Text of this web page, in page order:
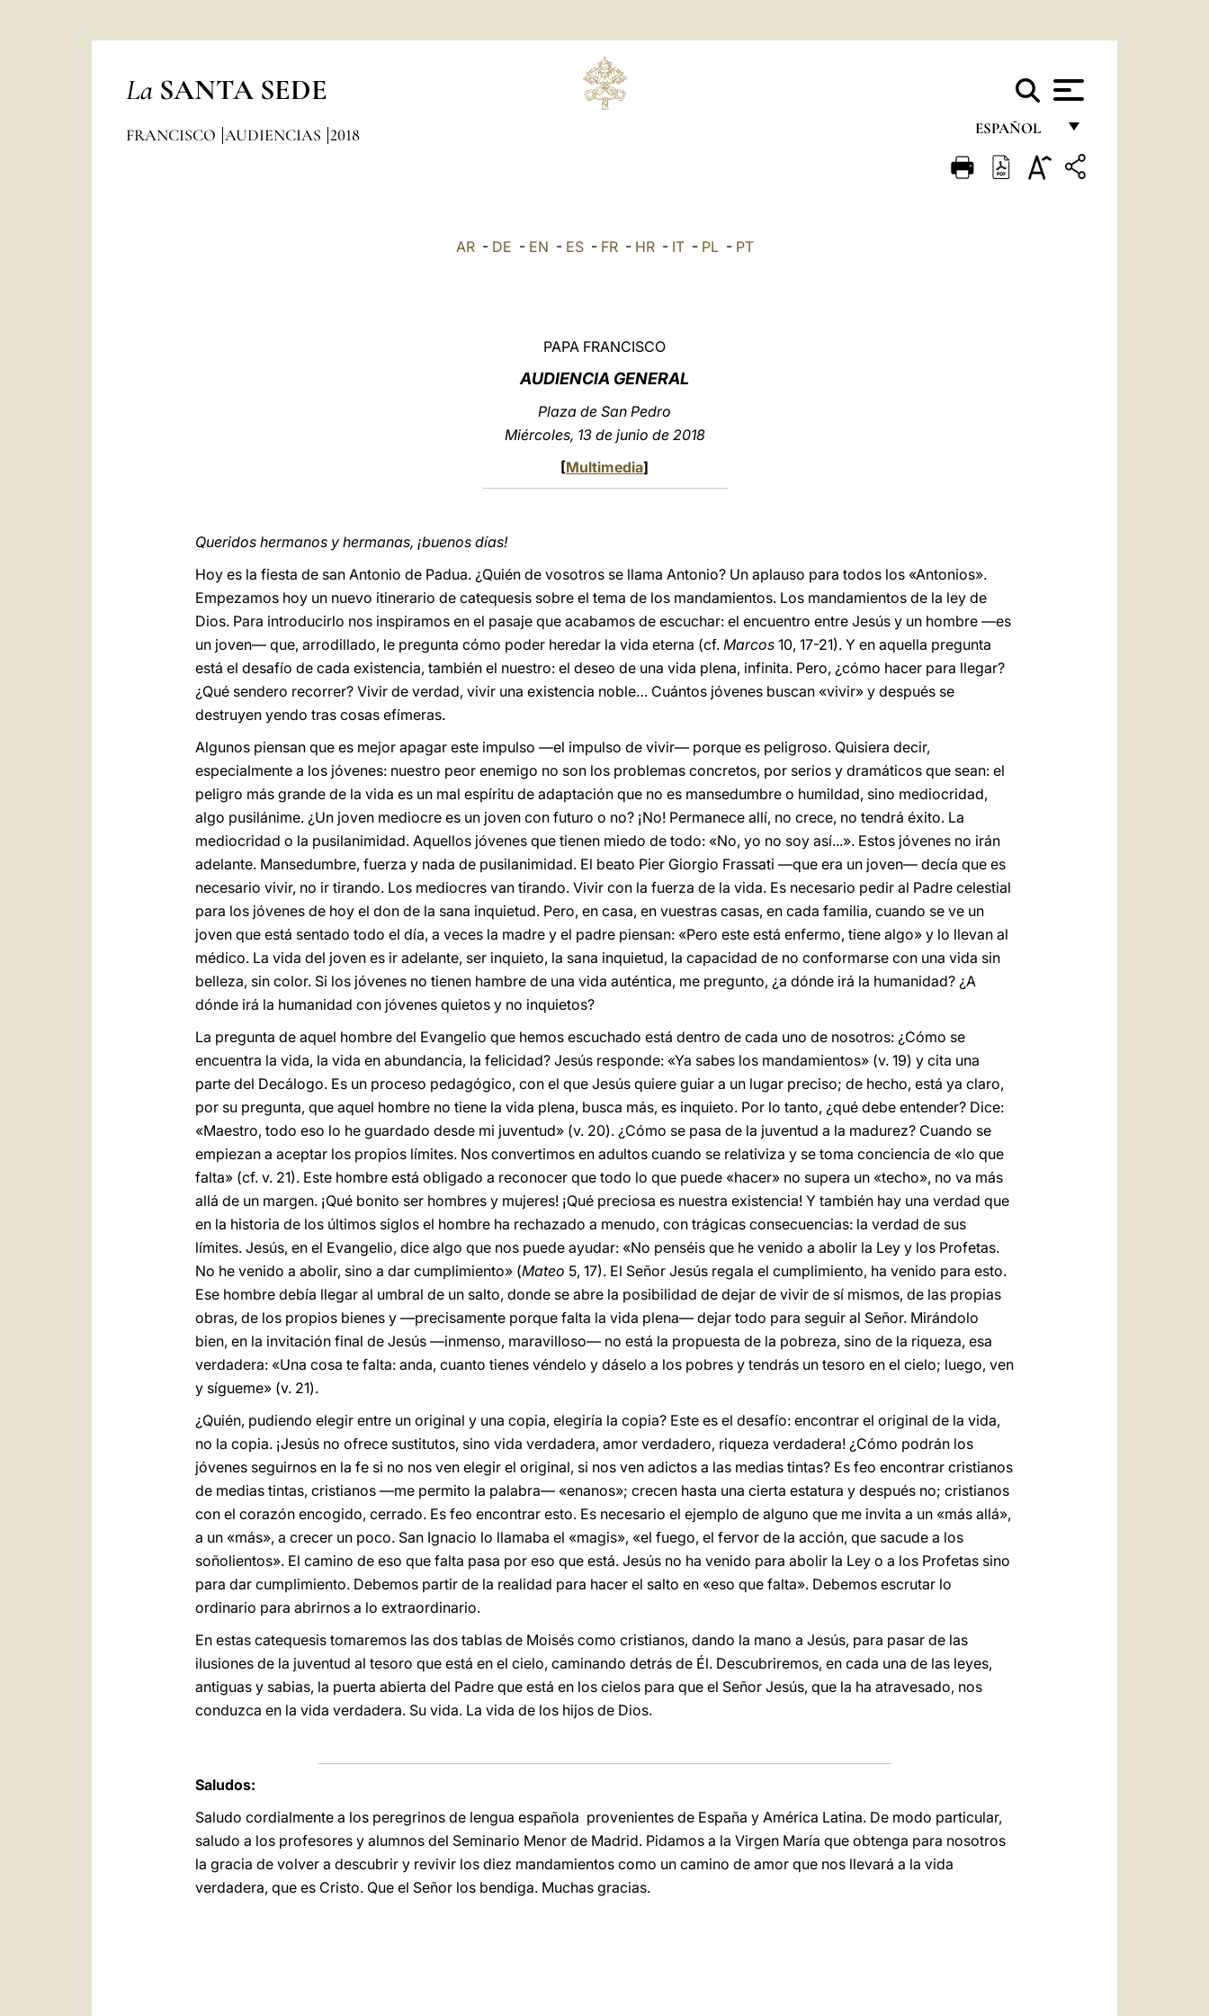
La SANTA SEDE
ESPAÑOL
FRANÇAIS
FRANCISCO AUDIENCIAS 2018
AR- DE - EN - ES- FR- HR- IT- PL- PT
PAPA FRANCISCO
AUDIENCIA GENERAL
Plaza de San Pedro
Miércoles, 13 de junio de 2018
[Multimedia]
Queridos hermanos y hermanas, ¡buenos días!
Hoy es la fiesta de san Antonio de Padua. ¿Quién de vosotros se llama Antonio? Un aplauso para todos los «Antonios».
Empezamos hoy un nuevo itinerario de catequesis sobre el tema de los mandamientos. Los mandamientos de la ley de
Dios. Para introducirlo nos inspiramos en el pasaje que acabamos de escuchar: el encuentro entre Jesús y un hombre —es
un joven— que, arrodillado, le pregunta cómo poder heredar la vida eterna (cf. Marcos 10, 17-21). Y en aquella pregunta
está el desafío de cada existencia, también el nuestro: el deseo de una vida plena, infinita. Pero, ¿cómo hacer para llegar?
¿Qué sendero recorrer? Vivir de verdad, vivir una existencia noble… Cuántos jóvenes buscan «vivir» y después se
destruyen yendo tras cosas efímeras.
Algunos piensan que es mejor apagar este impulso —el impulso de vivir— porque es peligroso. Quisiera decir,
especialmente a los jóvenes: nuestro peor enemigo no son los problemas concretos, por serios y dramáticos que sean: el
peligro más grande de la vida es un mal espíritu de adaptación que no es mansedumbre o humildad, sino mediocridad,
algo pusilánime. ¿Un joven mediocre es un joven con futuro o no? ¡No! Permanece allí, no crece, no tendrá éxito. La
mediocridad o la pusilanimidad. Aquellos jóvenes que tienen miedo de todo: «No, yo no soy así...». Estos jóvenes no irán
adelante. Mansedumbre, fuerza y nada de pusilanimidad. El beato Pier Giorgio Frassati —que era un joven— decía que es
necesario vivir, no ir tirando. Los mediocres van tirando. Vivir con la fuerza de la vida. Es necesario pedir al Padre celestial
para los jóvenes de hoy el don de la sana inquietud. Pero, en casa, en vuestras casas, en cada familia, cuando se ve un
joven que está sentado todo el día, a veces la madre y el padre piensan: «Pero este está enfermo, tiene algo» y lo llevan al
médico. La vida del joven es ir adelante, ser inquieto, la sana inquietud, la capacidad de no conformarse con una vida sin
belleza, sin color. Si los jóvenes no tienen hambre de una vida auténtica, me pregunto, ¿a dónde irá la humanidad? ¿A
dónde irá la humanidad con jóvenes quietos y no inquietos?
La pregunta de aquel hombre del Evangelio que hemos escuchado está dentro de cada uno de nosotros: ¿Cómo se
encuentra la vida, la vida en abundancia, la felicidad? Jesús responde: «Ya sabes los mandamientos» (v. 19) y cita una
parte del Decálogo. Es un proceso pedagógico, con el que Jesús quiere guiar a un lugar preciso; de hecho, está ya claro,
por su pregunta, que aquel hombre no tiene la vida plena, busca más, es inquieto. Por lo tanto, ¿qué debe entender? Dice:
«Maestro, todo eso lo he guardado desde mi juventud» (v. 20). ¿Cómo se pasa de la juventud a la madurez? Cuando se
empiezan a aceptar los propios límites. Nos convertimos en adultos cuando se relativiza y se toma conciencia de «lo que
falta» (cf. v. 21). Este hombre está obligado a reconocer que todo lo que puede «hacer» no supera un «techo», no va más
allá de un margen. ¡Qué bonito ser hombres y mujeres! ¡Qué preciosa es nuestra existencia! Y también hay una verdad que
en la historia de los últimos siglos el hombre ha rechazado a menudo, con trágicas consecuencias: la verdad de sus
límites. Jesús, en el Evangelio, dice algo que nos puede ayudar: «No penséis que he venido a abolir la Ley y los Profetas.
No he venido a abolir, sino a dar cumplimiento» (Mateo 5, 17). El Señor Jesús regala el cumplimiento, ha venido para esto.
Ese hombre debía llegar al umbral de un salto, donde se abre la posibilidad de dejar de vivir de sí mismos, de las propias
obras, de los propios bienes y —precisamente porque falta la vida plena— dejar todo para seguir al Señor. Mirándolo
bien, en la invitación final de Jesús —inmenso, maravilloso— no está la propuesta de la pobreza, sino de la riqueza, esa
verdadera: «Una cosa te falta: anda, cuanto tienes véndelo y dáselo a los pobres y tendrás un tesoro en el cielo; luego, ven
y sígueme» (v. 21).
¿Quién, pudiendo elegir entre un original y una copia, elegiría la copia? Este es el desafío: encontrar el original de la vida,
no la copia. ¡Jesús no ofrece sustitutos, sino vida verdadera, amor verdadero, riqueza verdadera! ¿Cómo podrán los
jóvenes seguirnos en la fe si no nos ven elegir el original, si nos ven adictos a las medias tintas? Es feo encontrar cristianos
de medias tintas, cristianos —me permito la palabra— «enanos»; crecen hasta una cierta estatura y después no; cristianos
con el corazón encogido, cerrado. Es feo encontrar esto. Es necesario el ejemplo de alguno que me invita a un «más allá»,
a un «más», a crecer un poco. San Ignacio lo llamaba el «magis», «el fuego, el fervor de la acción, que sacude a los
soñolientos». El camino de eso que falta pasa por eso que está. Jesús no ha venido para abolir la Ley o a los Profetas sino
para dar cumplimiento. Debemos partir de la realidad para hacer el salto en «eso que falta». Debemos escrutar lo
ordinario para abrirnos a lo extraordinario.
En estas catequesis tomaremos las dos tablas de Moisés como cristianos, dando la mano a Jesús, para pasar de las
ilusiones de la juventud al tesoro que está en el cielo, caminando detrás de Él. Descubriremos, en cada una de las leyes,
antiguas y sabias, la puerta abierta del Padre que está en los cielos para que el Señor Jesús, que la ha atravesado, nos
conduzca en la vida verdadera. Su vida. La vida de los hijos de Dios.
Saludos:
Saludo cordialmente a los peregrinos de lengua española provenientes de España y América Latina. De modo particular,
saludo a los profesores y alumnos del Seminario Menor de Madrid. Pidamos a la Virgen María que obtenga para nosotros
la gracia de volver a descubrir y revivir los diez mandamientos como un camino de amor que nos llevará a la vida
verdadera, que es Cristo. Que el Señor los bendiga. Muchas gracias.